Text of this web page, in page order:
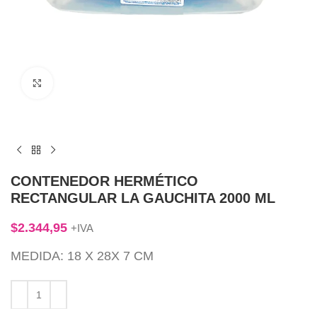
CONTENEDOR HERMÉTICO
RECTANGULAR LA GAUCHITA 2000 ML
$2.344,95 +IVA
MEDIDA: 18 X 28X 7 CM